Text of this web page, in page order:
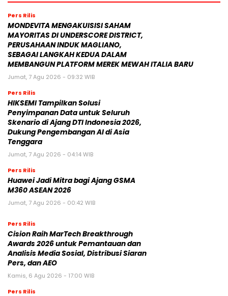
Pers Rilis
MONDEVITA MENGAKUISISI SAHAM
MAYORITAS DI UNDERSCORE DISTRICT,
PERUSAHAAN INDUK MAGLIANO,
SEBAGAI LANGKAH KEDUA DALAM
MEMBANGUN PLATFORM MEREK MEWAH ITALIA BARU
Jumat, 7 Agu 2026 - 09:32 WIB
Pers Rilis
HIKSEMI Tampilkan Solusi
Penyimpanan Data untuk Seluruh
Skenario di Ajang DTI Indonesia 2026,
Dukung Pengembangan AI di Asia
Tenggara
Jumat, 7 Agu 2026 - 04:14 WIB
Pers Rilis
Huawei Jadi Mitra bagi Ajang GSMA
M360 ASEAN 2026
Jumat, 7 Agu 2026 - 00:42 WIB
Pers Rilis
Cision Raih MarTech Breakthrough
Awards 2026 untuk Pemantauan dan
Analisis Media Sosial, Distribusi Siaran
Pers, dan AEO
Kamis, 6 Agu 2026 - 17:00 WIB
Pers Rilis